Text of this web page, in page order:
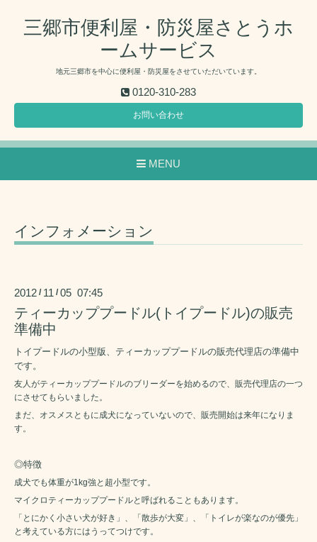
三郷市便利屋・防災屋さとうホ
ームサービス
地元三郷市を中心に便利屋・防災屋をさせていただいています。
0120-310-283
お問い合わせ
MENU
インフォメーション
2012 / 11 /05 07:45
ティーカッププードル(トイプードル)の販売
準備中
トイプードルの小型版、ティーカッププードルの販売代理店の準備中
です。
友人がティーカッププードルのブリーダーを始めるので、販売代理店の一つ
にさせてもらいました。
まだ、オスメスともに成犬になっていないので、販売開始は来年になりま
す。
◎特徴
成犬でも体重が1kg強と超小型です。
マイクロティーカッププードルと呼ばれることもあります。
「とにかく小さい犬が好き」、「散歩が大変」、「トイレが楽なのが優先」
と考えている方にはうってつけです。